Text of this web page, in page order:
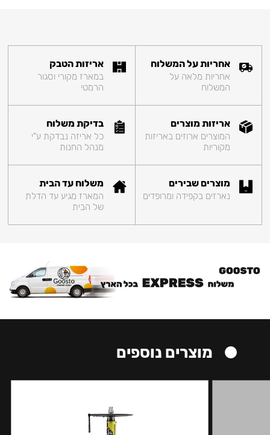
אחריות על המשלוח
אחריות מלאה על
המשלוח
אריזות הטבק
במארז מקורי וסגור
הרמטי
אריזות מוצרים
המוצרים ארוזים באריזות
מקוריות
בדיקת משלוח
כל אריזה נבדקת ע"י
מנהל החנות
מוצרים שבירים
נארזים בקפידה ומרופדים
משלוח עד הבית
המארז מגיע עד הדלת
של הבית
מוצרים נוספים